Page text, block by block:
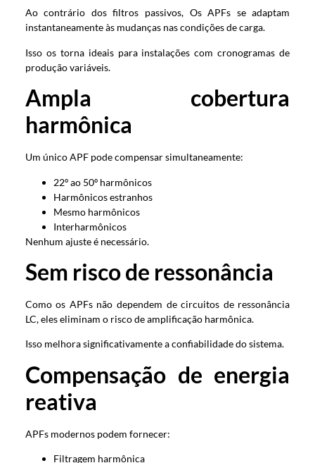
Ao contrário dos filtros passivos, Os APFs se adaptam
instantaneamente às mudanças nas condições de carga.
Isso os torna ideais para instalações com cronogramas de
produção variáveis.
Ampla cobertura
harmônica
Um único APF pode compensar simultaneamente:
22º ao 50º harmônicos
Harmônicos estranhos
Mesmo harmônicos
Interharmônicos
Nenhum ajuste é necessário.
Sem risco de ressonância
Como os APFs não dependem de circuitos de ressonância
LC, eles eliminam o risco de amplificação harmônica.
Isso melhora significativamente a confiabilidade do sistema.
Compensação de energia
reativa
APFs modernos podem fornecer:
Filtragem harmônica